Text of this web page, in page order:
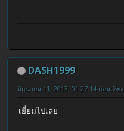
DASH1999
มิถุนายน 11, 2013, 01:27:14 ก่อนเที่ยง
เยี่ยมไปเลย